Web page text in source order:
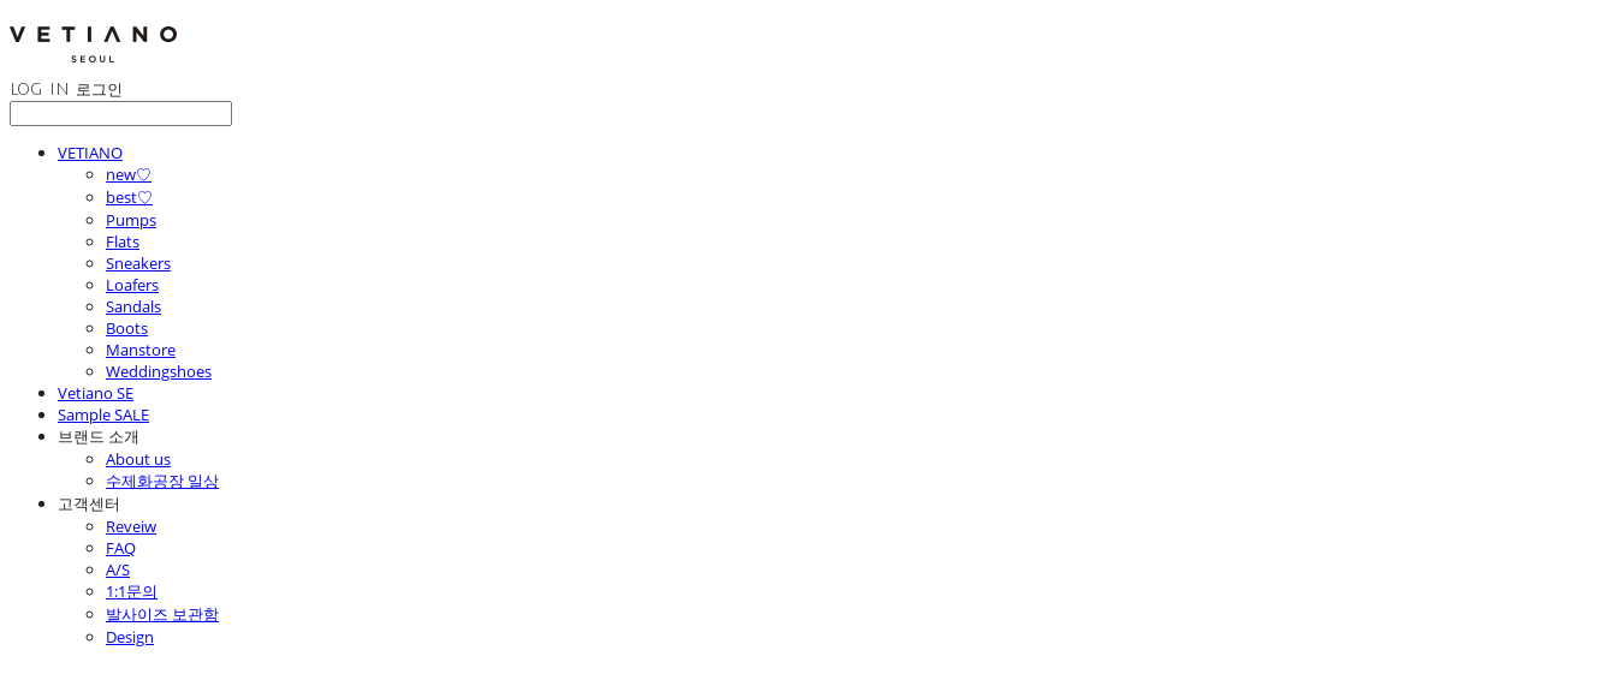
LOG IN 로그인
VETIANO
new♡
best♡
Pumps
Flats
Sneakers
Loafers
Sandals
Boots
Manstore
Weddingshoes
Vetiano SE
Sample SALE
브랜드 소개
About us
수제화공장 일상
고객센터
Reveiw
FAQ
A/S
1:1문의
발사이즈 보관함
Design